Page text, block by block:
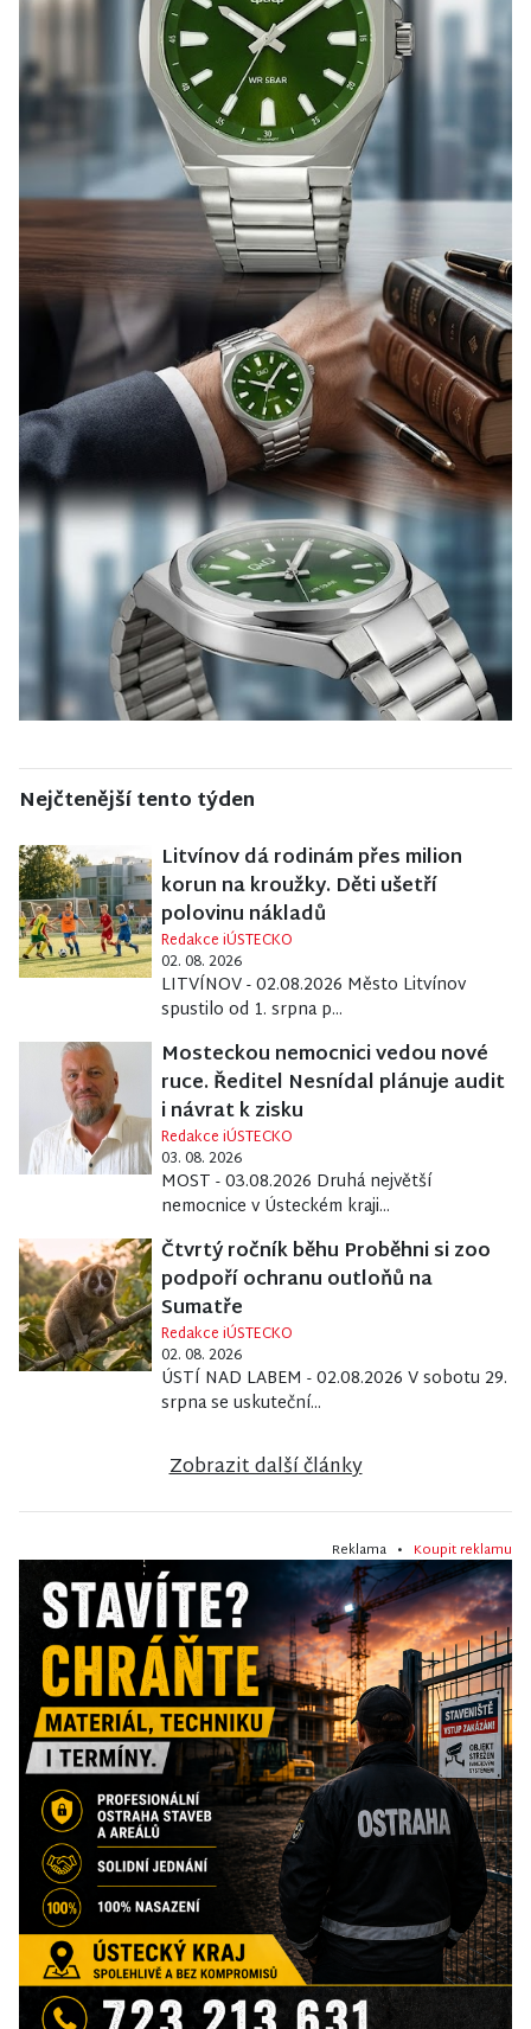
Nejčtenější tento týden
Litvínov dá rodinám přes milion
korun na kroužky. Děti ušetří
polovinu nákladů
Redakce iÚSTECKO
02. 08. 2026
LITVÍNOV - 02.08.2026 Město Litvínov
spustilo od 1. srpna p...
Mosteckou nemocnici vedou nové
ruce. Ředitel Nesnídal plánuje audit
i návrat k zisku
Redakce iÚSTECKO
03. 08. 2026
MOST - 03.08.2026 Druhá největší
nemocnice v Ústeckém kraji...
Čtvrtý ročník běhu Proběhni si zoo
podpoří ochranu outloňů na
Sumatře
Redakce iÚSTECKO
02. 08. 2026
ÚSTÍ NAD LABEM - 02.08.2026 V sobotu 29.
srpna se uskuteční...
Zobrazit další články
Reklama • Koupit reklamu